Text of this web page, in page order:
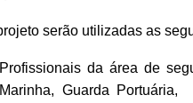
serão utilizadas as
da área de
Guarda